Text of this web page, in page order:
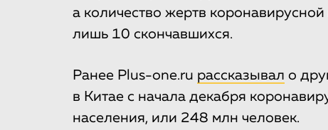
а количество жертв
лишь 10 скончавшихся.
Ранее Plus-one.ru рассказывал о
в Китае с начала декабря
населения, или 248 млн человек.